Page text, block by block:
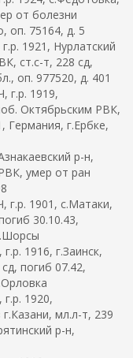
от болезни
оп. 75164, д. 5
1921, Нурлатский
ст.с-т, 228 сд,
оп. 977520, д. 401
1919,
Октябрьским РВК,
Германия, г.Ербке,
р-н,
умер от ран
1901, с.Матаки,
30.10.43,
1916, г.Заинск,
погиб 07.42,
1920,
мл.л-т, 239
р-н,